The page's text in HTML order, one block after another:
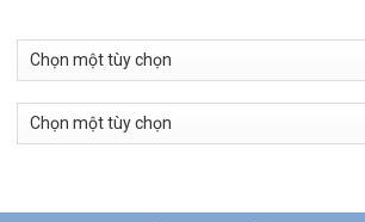
Touareg Silicone thân mềm số lượng